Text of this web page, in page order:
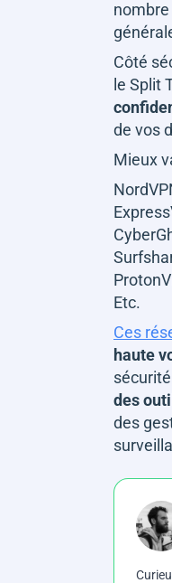
Côté
le Split
de vos
Mieux
Etc.
Ces
haute
des
des